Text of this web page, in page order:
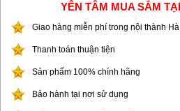
YÊN TÂM MUA SẮM
Giao hàng miễn phí trong nội thành
Thanh toán thuận tiện
Sản phẩm 100% chính hãng
Bảo hành tại nơi sử dụng